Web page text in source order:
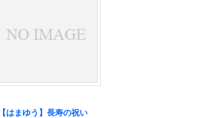
【はまゆう】長寿の祝い